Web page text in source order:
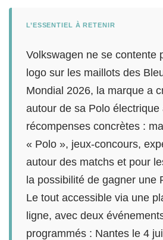
L’ESSENTIEL À RETENIR
Volkswagen ne se contente
logo sur les maillots des
Mondial 2026, la marque a
autour de sa Polo électrique
récompenses concrètes :
« Polo », jeux-concours,
autour des matchs et pour
la possibilité de gagner une
Le tout accessible via une
ligne, avec deux
programmés : Nantes le 4